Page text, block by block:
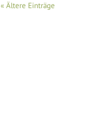
« Ältere Einträge